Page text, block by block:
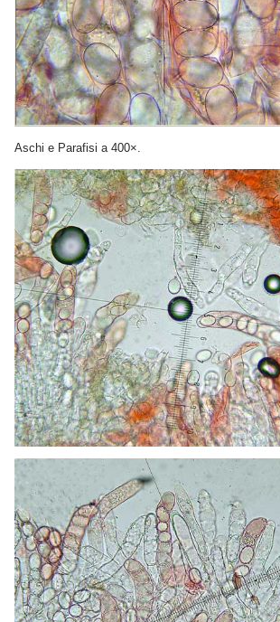
Aschi e Parafisi a 400×.